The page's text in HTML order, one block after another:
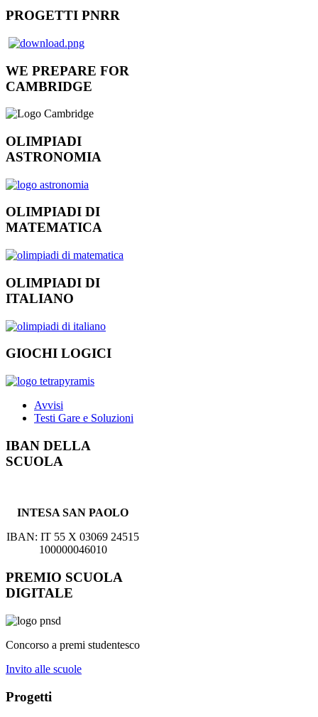
PROGETTI PNRR
WE PREPARE FOR
CAMBRIDGE
OLIMPIADI
ASTRONOMIA
OLIMPIADI DI
MATEMATICA
OLIMPIADI DI
ITALIANO
GIOCHI LOGICI
Avvisi
Testi Gare e Soluzioni
IBAN DELLA
SCUOLA
INTESA SAN PAOLO
IBAN: IT 55 X 03069 24515
100000046010
PREMIO SCUOLA
DIGITALE
Concorso a premi studentesco
Invito alle scuole
Progetti